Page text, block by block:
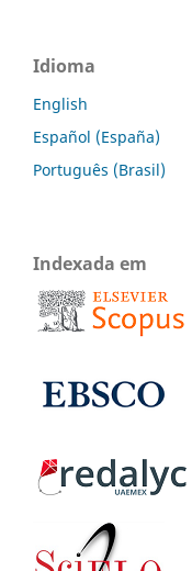
Idioma
English
Español (España)
Português (Brasil)
Indexada em